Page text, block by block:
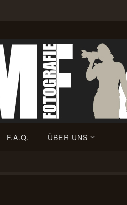
F.A.Q. ÜBER UNS